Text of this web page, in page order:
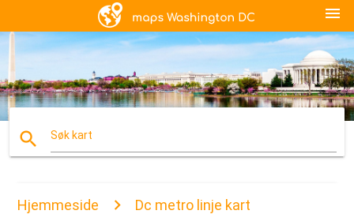
menu
search Søk kart
Hjemmeside Dc metro linje kart